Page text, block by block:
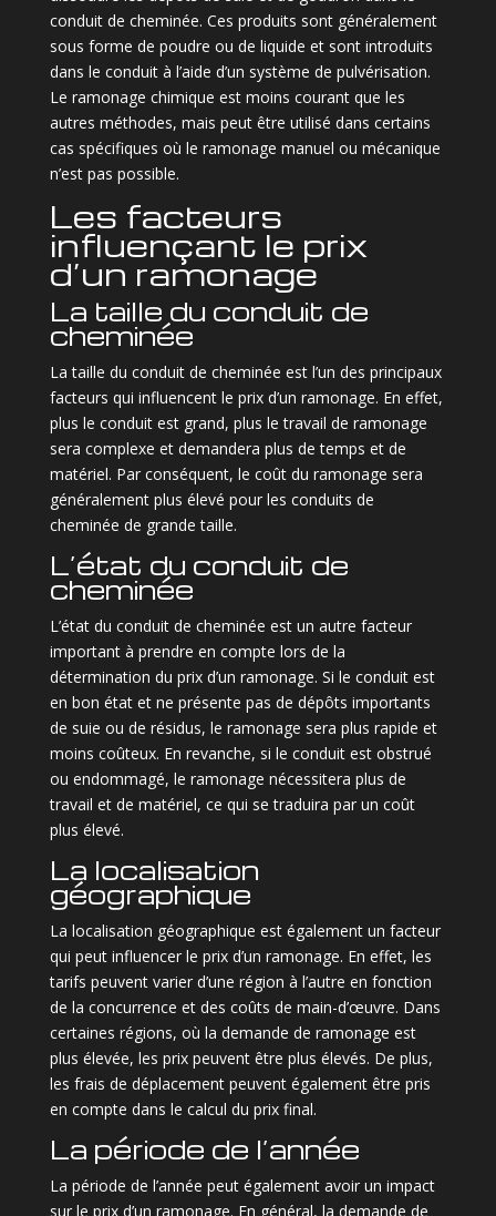
conduit de cheminée. Ces produits sont généralement
sous forme de poudre ou de liquide et sont introduits
dans le conduit à l’aide d’un système de pulvérisation.
Le ramonage chimique est moins courant que les
autres méthodes, mais peut être utilisé dans certains
cas spécifiques où le ramonage manuel ou mécanique
n’est pas possible.
Les facteurs
influençant le prix
d’un ramonage
La taille du conduit de
cheminée
La taille du conduit de cheminée est l’un des principaux
facteurs qui influencent le prix d’un ramonage. En effet,
plus le conduit est grand, plus le travail de ramonage
sera complexe et demandera plus de temps et de
matériel. Par conséquent, le coût du ramonage sera
généralement plus élevé pour les conduits de
cheminée de grande taille.
L’état du conduit de
cheminée
L’état du conduit de cheminée est un autre facteur
important à prendre en compte lors de la
détermination du prix d’un ramonage. Si le conduit est
en bon état et ne présente pas de dépôts importants
de suie ou de résidus, le ramonage sera plus rapide et
moins coûteux. En revanche, si le conduit est obstrué
ou endommagé, le ramonage nécessitera plus de
travail et de matériel, ce qui se traduira par un coût
plus élevé.
La localisation
géographique
La localisation géographique est également un facteur
qui peut influencer le prix d’un ramonage. En effet, les
tarifs peuvent varier d’une région à l’autre en fonction
de la concurrence et des coûts de main-d’œuvre. Dans
certaines régions, où la demande de ramonage est
plus élevée, les prix peuvent être plus élevés. De plus,
les frais de déplacement peuvent également être pris
en compte dans le calcul du prix final.
La période de l’année
La période de l’année peut également avoir un impact
sur le prix d’un ramonage. En général, la demande de